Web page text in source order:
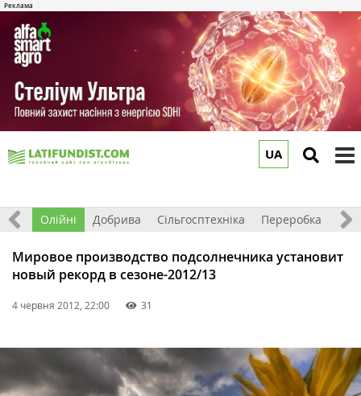
UA
Олійні Добрива Сільгосптехніка Переробка
Мировое производство подсолнечника установит
новый рекорд в сезоне-2012/13
4 червня 2012, 22:00 31